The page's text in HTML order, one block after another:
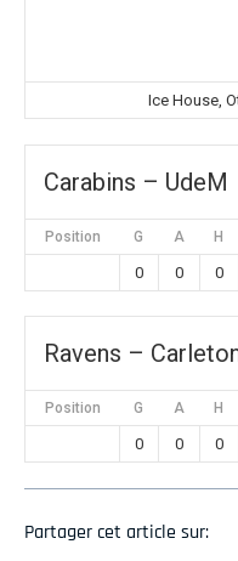
Ice House,
Carabins – UdeM
Position G A H
0 0 0
Ravens –
Position G A H
0 0 0
Partager cet article sur: